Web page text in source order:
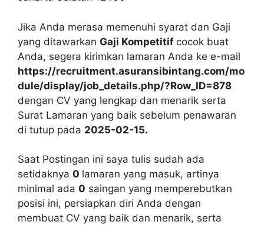
Jika Anda merasa memenuhi syarat dan Gaji
yang ditawarkan Gaji Kompetitif cocok buat
Anda, segera kirimkan lamaran Anda ke e-mail
https://recruitment.asuransibintang.com/mo
dule/display/job_details.php/?Row_ID=878
dengan CV yang lengkap dan menarik serta
Surat Lamaran yang baik sebelum penawaran
di tutup pada 2025-02-15.
Saat Postingan ini saya tulis sudah ada
setidaknya 0 lamaran yang masuk, artinya
minimal ada 0 saingan yang memperebutkan
posisi ini, persiapkan diri Anda dengan
membuat CV yang baik dan menarik, serta